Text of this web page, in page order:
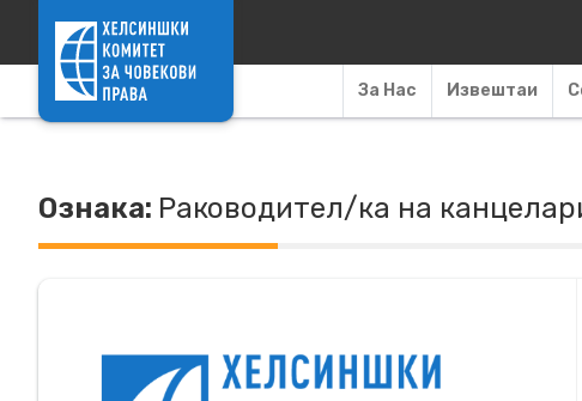
За Нас Извештаи
Ознака: Раководител/ка на